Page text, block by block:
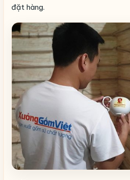
đặt hàng.